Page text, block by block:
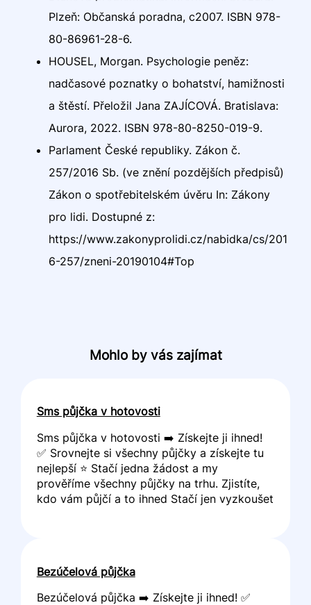
Plzeň: Občanská poradna, c2007. ISBN 978-
80-86961-28-6.
HOUSEL, Morgan. Psychologie peněz:
nadčasové poznatky o bohatství, hamižnosti
a štěstí. Přeložil Jana ZAJÍCOVÁ. Bratislava:
Aurora, 2022. ISBN 978-80-8250-019-9.
Parlament České republiky. Zákon č.
257/2016 Sb. (ve znění pozdějších předpisů)
Zákon o spotřebitelském úvěru In: Zákony
pro lidi. Dostupné z:
https://www.zakonyprolidi.cz/nabidka/cs/201
6-257/zneni-20190104#Top
Mohlo by vás zajímat
Sms půjčka v hotovosti
Sms půjčka v hotovosti ➡️ Získejte ji ihned!
✅ Srovnejte si všechny půjčky a získejte tu
nejlepší ⭐ Stačí jedna žádost a my
prověříme všechny půjčky na trhu. Zjistíte,
kdo vám půjčí a to ihned Stačí jen vyzkoušet
Bezúčelová půjčka
Bezúčelová půjčka ➡️ Získejte ji ihned! ✅